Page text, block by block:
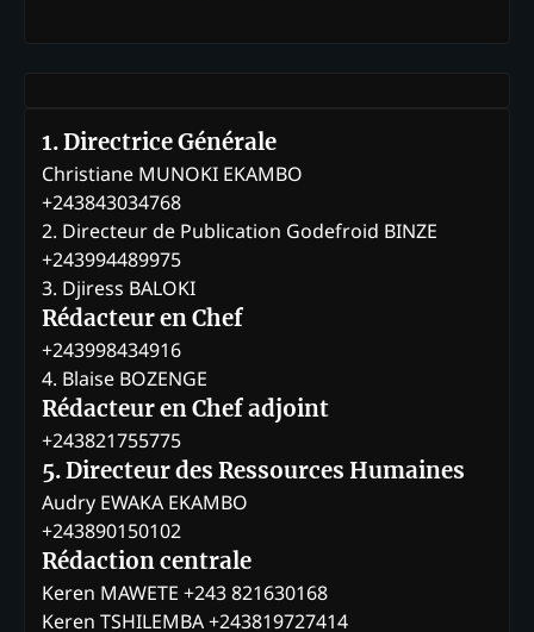
1. Directrice Générale
Christiane MUNOKI EKAMBO
+243843034768
2. Directeur de Publication Godefroid BINZE
+243994489975
3. Djiress BALOKI
Rédacteur en Chef
+243998434916
4. Blaise BOZENGE
Rédacteur en Chef adjoint
+243821755775
5. Directeur des Ressources Humaines
Audry EWAKA EKAMBO
+243890150102
Rédaction centrale
Keren MAWETE +243 821630168
Keren TSHILEMBA +243819727414